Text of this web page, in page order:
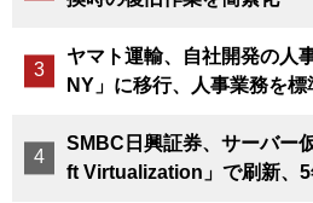
ヤマト運輸、自社開発の人
NY」に移行、人事業務を
SMBC日興証券、サーバー
ft Virtualization」で刷新、